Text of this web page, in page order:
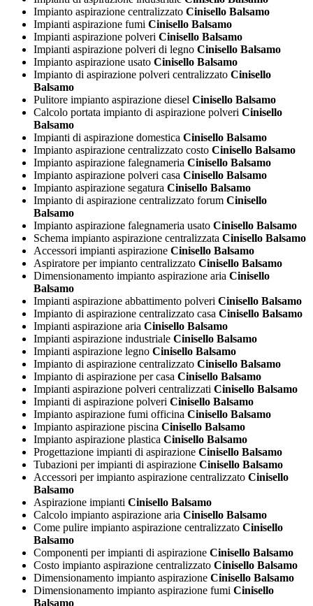
Impianto aspirazione centralizzato Cinisello Balsamo
Impianti aspirazione fumi Cinisello Balsamo
Impianti aspirazione polveri Cinisello Balsamo
Impianti aspirazione polveri di legno Cinisello Balsamo
Impianto aspirazione usato Cinisello Balsamo
Impianto di aspirazione polveri centralizzato Cinisello
Balsamo
Pulitore impianto aspirazione diesel Cinisello Balsamo
Calcolo portata impianto di aspirazione polveri Cinisello
Balsamo
Impianti di aspirazione domestica Cinisello Balsamo
Impianto aspirazione centralizzato costo Cinisello Balsamo
Impianto aspirazione falegnameria Cinisello Balsamo
Impianto aspirazione polveri casa Cinisello Balsamo
Impianto aspirazione segatura Cinisello Balsamo
Impianto di aspirazione centralizzato forum Cinisello
Balsamo
Impianto aspirazione falegnameria usato Cinisello Balsamo
Schema impianto aspirazione centralizzata Cinisello Balsamo
Accessori impianti aspirazione Cinisello Balsamo
Aspiratore per impianto centralizzato Cinisello Balsamo
Dimensionamento impianto aspirazione aria Cinisello
Balsamo
Impianti aspirazione abbattimento polveri Cinisello Balsamo
Impianto di aspirazione centralizzato casa Cinisello Balsamo
Impianti aspirazione aria Cinisello Balsamo
Impianti aspirazione industriale Cinisello Balsamo
Impianti aspirazione legno Cinisello Balsamo
Impianto di aspirazione centralizzato Cinisello Balsamo
Impianto di aspirazione per casa Cinisello Balsamo
Impianti aspirazione polveri centralizzati Cinisello Balsamo
Impianti di aspirazione polveri Cinisello Balsamo
Impianto aspirazione fumi officina Cinisello Balsamo
Impianto aspirazione piscina Cinisello Balsamo
Impianto aspirazione plastica Cinisello Balsamo
Progettazione impianti di aspirazione Cinisello Balsamo
Tubazioni per impianti di aspirazione Cinisello Balsamo
Accessori per impianto aspirazione centralizzato Cinisello
Balsamo
Aspirazione impianti Cinisello Balsamo
Calcolo impianto aspirazione aria Cinisello Balsamo
Come pulire impianto aspirazione centralizzato Cinisello
Balsamo
Componenti per impianti di aspirazione Cinisello Balsamo
Costo impianto aspirazione centralizzato Cinisello Balsamo
Dimensionamento impianto aspirazione Cinisello Balsamo
Dimensionamento impianto aspirazione fumi Cinisello
Balsamo